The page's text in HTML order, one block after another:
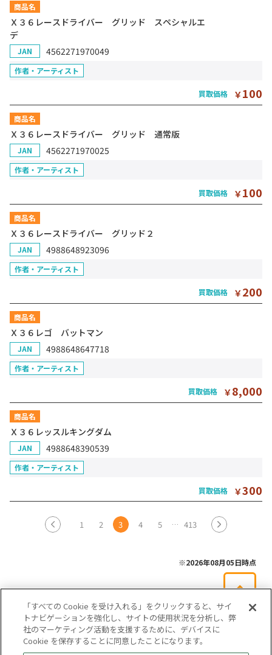
商品名
Ｘ３６レースドライバー グリッド スペシャルエ
デ
JAN 4562271970049
作者・アーティスト
買取価格 ￥100
商品名
Ｘ３６レースドライバー グリッド 通常版
JAN 4562271970025
作者・アーティスト
買取価格 ￥100
商品名
Ｘ３６レースドライバー グリッド２
JAN 4988648923096
作者・アーティスト
買取価格 ￥200
商品名
Ｘ３６レゴ バットマン
JAN 4988648647718
作者・アーティスト
買取価格 ￥8,000
商品名
Ｘ３６レッスルキングダム
JAN 4988648390539
作者・アーティスト
買取価格 ￥300
1 2 3 4 5 413
※2026年08月05日時点
会社概要 サイトマップ
「すべての Cookie を受け入れる」をクリックすると、サイ
トナビゲーションを強化し、サイトの使用状況を分析し、弊
社のマーケティング活動を支援するために、デバイスに
Cookie を保存することに同意したことになります。